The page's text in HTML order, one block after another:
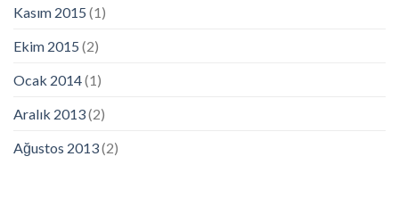
Kasım 2015 (1)
Ekim 2015 (2)
Ocak 2014(1)
Aralık 2013(2)
Ağustos 2013(2)